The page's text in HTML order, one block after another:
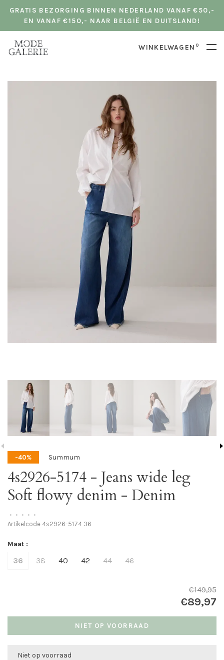
GRATIS BEZORGING BINNEN NEDERLAND VANAF €50,-
EN VANAF €150,- NAAR BELGIË EN DUITSLAND!
WINKELWAGEN 0
-40% Summum
4s2926-5174 - Jeans wide leg
Soft flowy denim - Denim
• • • • •
Artikelcode 4s2926-5174 36
Maat :
36 38 40 42 44 46
€149,95
€89,97
NIET OP VOORRAAD
Niet op voorraad